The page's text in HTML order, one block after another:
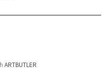
ARTBUTLER